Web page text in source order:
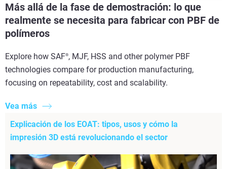
Más allá de la fase de demostración: lo que
realmente se necesita para fabricar con PBF de
polímeros
Explore how SAF®, MJF, HSS and other polymer PBF
technologies compare for production manufacturing,
focusing on repeatability, cost and scalability.
Vea más
Explicación de los EOAT: tipos, usos y cómo la
impresión 3D está revolucionando el sector